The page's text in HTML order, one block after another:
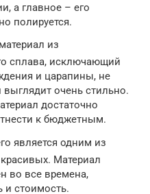
а главное – его
полируется.
из
сплава, исключающий
и царапины, не
очень стильно.
достаточно
к бюджетным.
является одним из
Материал
во все времена,
и стоимость.